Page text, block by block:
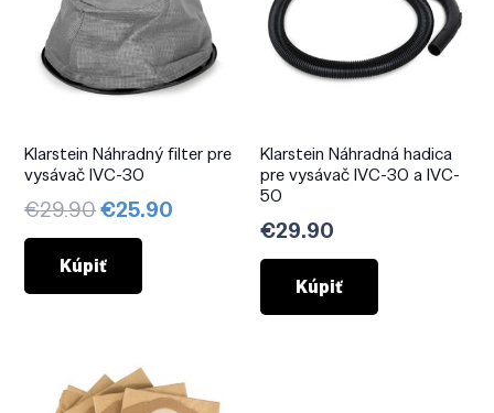
Klarstein Náhradný filter pre
vysávač IVC-30
€29.90Pôvodná
cena
bola:
€29.90.
€25.90 Aktuálna
Kúpiť
Klarstein Náhradná hadica
pre vysávač IVC-30 a IVC-
50
€29.90
Kúpiť